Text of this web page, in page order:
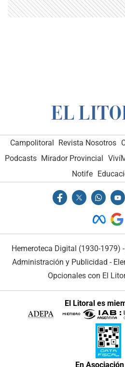
Campolitoral Revista Nosotros
Podcasts Mirador Provincial
Notife
Hemeroteca Digital (1930-1979) -
Administración y Publicidad -
Opcionales con El
El Litoral es
En